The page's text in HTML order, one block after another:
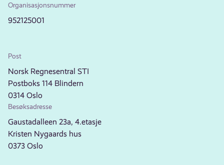
Organisasjonsnummer
952125001
Post
Norsk Regnesentral STI
Postboks 114 Blindern
0314 Oslo
Besøksadresse
Gaustadalleen 23a, 4.etasje
Kristen Nygaards hus
0373 Oslo